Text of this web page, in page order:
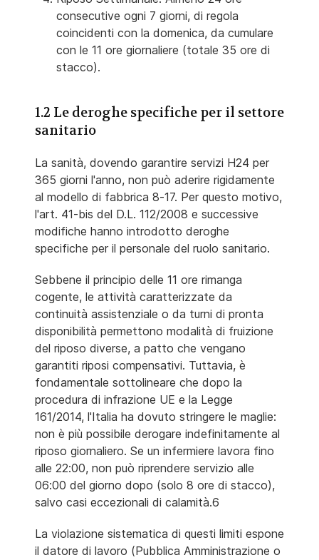
consecutive ogni 7 giorni, di regola
coincidenti con la domenica, da cumulare
con le 11 ore giornaliere (totale 35 ore di
stacco).
1.2 Le deroghe specifiche per il settore
sanitario
La sanità, dovendo garantire servizi H24 per
365 giorni l'anno, non può aderire rigidamente
al modello di fabbrica 8-17. Per questo motivo,
l'art. 41-bis del D.L. 112/2008 e successive
modifiche hanno introdotto deroghe
specifiche per il personale del ruolo sanitario.
Sebbene il principio delle 11 ore rimanga
cogente, le attività caratterizzate da
continuità assistenziale o da turni di pronta
disponibilità permettono modalità di fruizione
del riposo diverse, a patto che vengano
garantiti riposi compensativi. Tuttavia, è
fondamentale sottolineare che dopo la
procedura di infrazione UE e la Legge
161/2014, l'Italia ha dovuto stringere le maglie:
non è più possibile derogare indefinitamente al
riposo giornaliero. Se un infermiere lavora fino
alle 22:00, non può riprendere servizio alle
06:00 del giorno dopo (solo 8 ore di stacco),
salvo casi eccezionali di calamità.6
La violazione sistematica di questi limiti espone
il datore di lavoro (Pubblica Amministrazione o